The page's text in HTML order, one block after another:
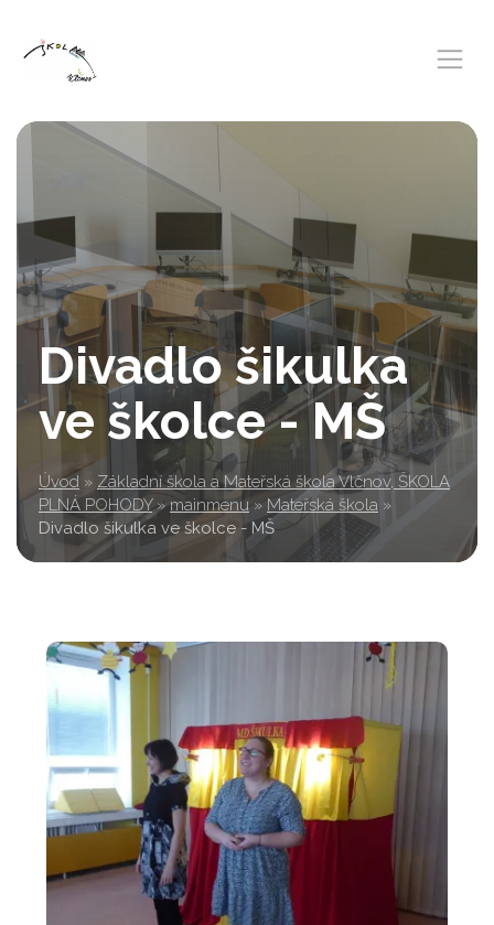
Divadlo šikulka
ve školce - MŠ
Úvod » Základní škola a Mateřská škola Vlčnov, ŠKOLA
PLNÁ POHODY » mainmenu » Mateřská škola »
Divadlo šikulka ve školce - MŠ